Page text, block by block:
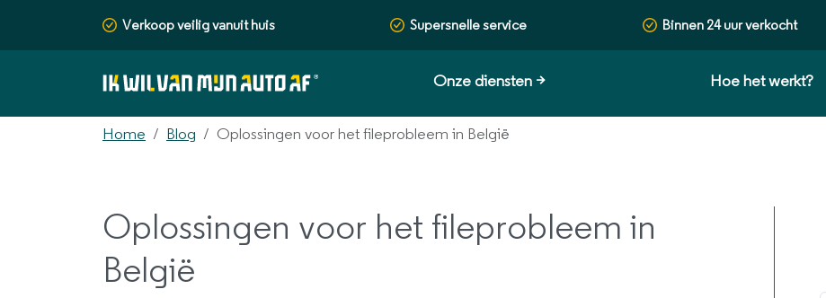
Verkoop veilig vanuit huis Supersnelle service Binnen 24 uur verkocht
Onze diensten > Hoe het werkt?
Home Blog Oplossingen voor het fileprobleem in België
Oplossingen voor het fileprobleem in
België